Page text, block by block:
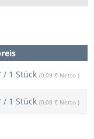
/ 1 Stück (0,09 € Netto )
/ 1 Stück (0,08 € Netto )